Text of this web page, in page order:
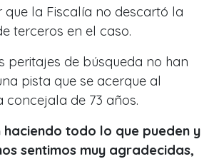
que la Fiscalía no descartó la
terceros en el caso.
peritajes de búsqueda no han
pista que se acerque al
concejala de 73 años.
haciendo todo lo que pueden y
sentimos muy agradecidas,